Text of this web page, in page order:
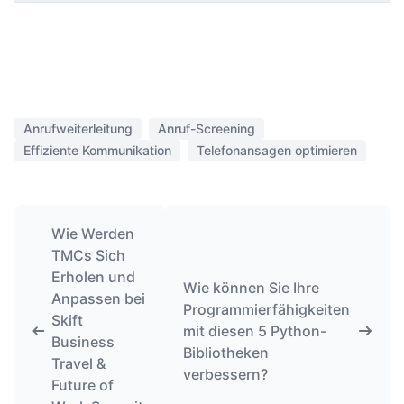
Anrufweiterleitung
Anruf-Screening
Effiziente Kommunikation
Telefonansagen optimieren
Wie Werden
TMCs Sich
Erholen und
Anpassen bei
Skift
Business
Travel &
Future of
Wie können Sie Ihre
Programmierfähigkeiten
mit diesen 5 Python-
Bibliotheken
verbessern?